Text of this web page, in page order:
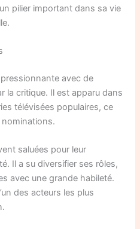
pilier important dans sa vie
avec de
la critique. Il est apparu dans
télévisées populaires, ce
nominations.
saluées pour leur
Il a su diversifier ses rôles,
avec une grande habileté.
des acteurs les plus